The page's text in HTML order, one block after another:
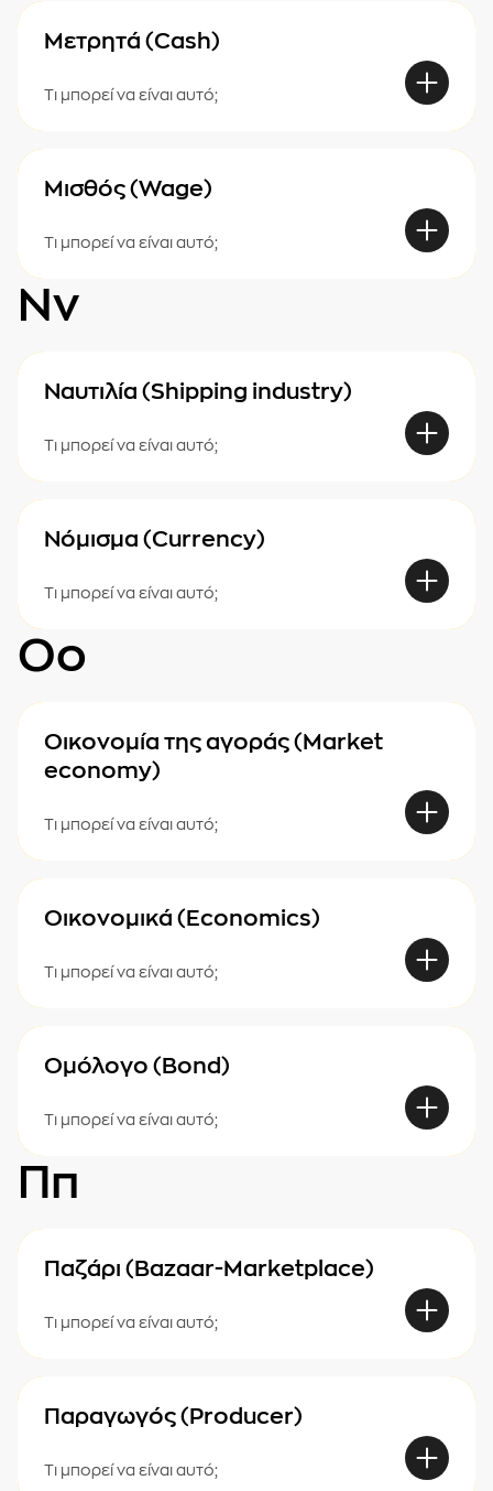
Μετρητά (Cash)
Τι μπορεί να είναι αυτό;
Μισθός (Wage)
Τι μπορεί να είναι αυτό;
Νν
Ναυτιλία (Shipping industry)
Τι μπορεί να είναι αυτό;
Νόμισμα (Currency)
Τι μπορεί να είναι αυτό;
Οο
Οικονομία της αγοράς (Market
economy)
Τι μπορεί να είναι αυτό;
Οικονομικά (Economics)
Τι μπορεί να είναι αυτό;
Ομόλογο (Bond)
Τι μπορεί να είναι αυτό;
Ππ
Παζάρι (Bazaar-Marketplace)
Τι μπορεί να είναι αυτό;
Παραγωγός (Producer)
Τι μπορεί να είναι αυτό;